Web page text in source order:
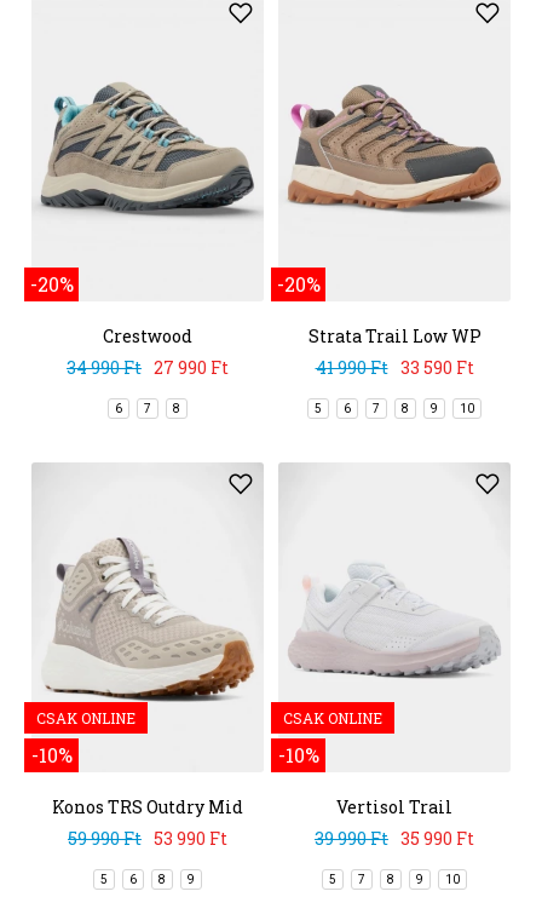
-20%
Crestwood
34 990 Ft 27 990 Ft
6 7 8
-20%
Strata Trail Low WP
41 990 Ft 33 590 Ft
5 6 7 8 9 10
CSAK ONLINE
-10%
Konos TRS Outdry Mid
59 990 Ft 53 990 Ft
5 6 8 9
CSAK ONLINE
-10%
Vertisol Trail
39 990 Ft 35 990 Ft
5 7 8 9 10